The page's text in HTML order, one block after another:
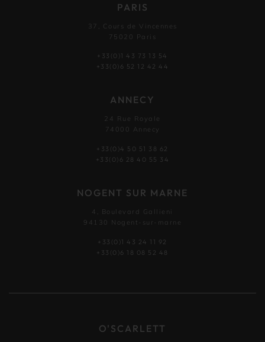
PARIS
37, Cours de Vincennes
75020 Paris
+33(0)1 43 73 13 54
+33(0)6 52 12 42 44
ANNECY
24 Rue Royale
74000 Annecy
+33(0)4 50 51 38 62
+33(0)6 28 40 55 34
NOGENT SUR MARNE
4, Boulevard Gallieni
94130 Nogent-sur-marne
+33(0)1 43 24 11 92
+33(0)6 18 08 52 48
O'SCARLETT